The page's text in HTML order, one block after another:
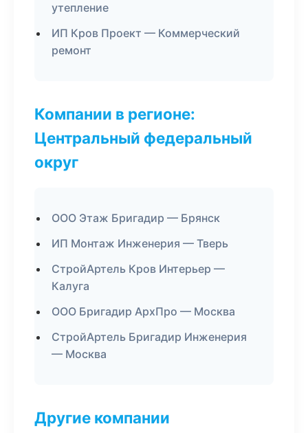
утепление
ИП Кров Проект — Коммерческий
ремонт
Компании в регионе:
Центральный федеральный
округ
ООО Этаж Бригадир — Брянск
ИП Монтаж Инженерия — Тверь
СтройАртель Кров Интерьер —
Калуга
ООО Бригадир АрхПро — Москва
СтройАртель Бригадир Инженерия
— Москва
Другие компании